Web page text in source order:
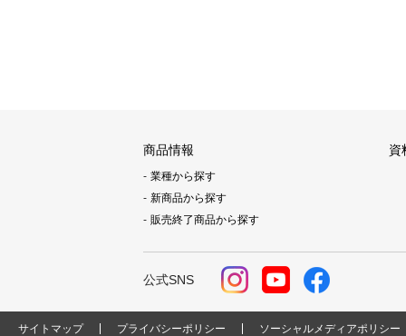
商品情報
業種から探す
新商品から探す
販売終了商品から探す
資
公式SNS
サイトマップ プライバシーポリシー ソーシャルメディアポリシー